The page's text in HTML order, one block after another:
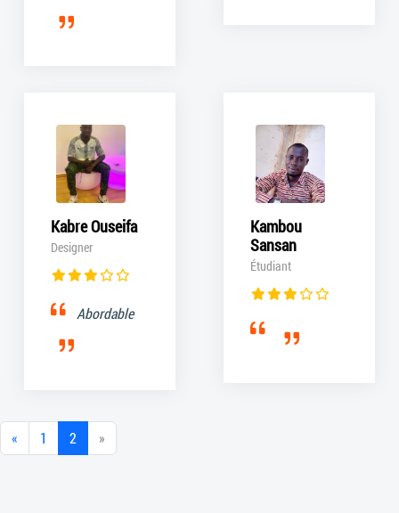
Kabre Ouseifa
Designer
Abordable
Kambou
Sansan
Étudiant
« 1 2 »